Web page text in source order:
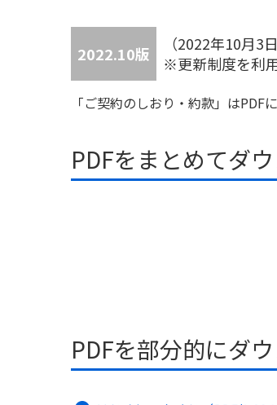
2022.10版
（2022年10月3
※更新制度を利
「ご契約のしおり・約款」はPDF
PDFをまとめてダ
PDFを部分的にダ